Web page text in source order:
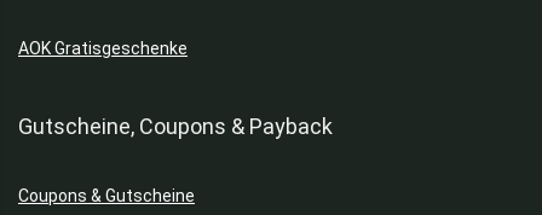
AOK Gratisgeschenke
Gutscheine, Coupons & Payback
Coupons & Gutscheine